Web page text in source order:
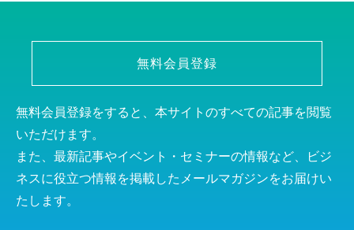
無料会員登録
無料会員登録をすると、本サイトのすべての記事を閲覧
いただけます。
また、最新記事やイベント・セミナーの情報など、ビジ
ネスに役立つ情報を掲載したメールマガジンをお届けい
たします。